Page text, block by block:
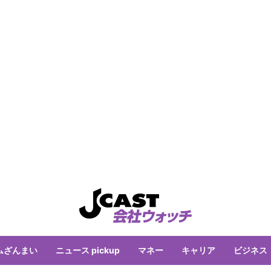
ざんまい ニュース pickup マネー キャリア ビジネス